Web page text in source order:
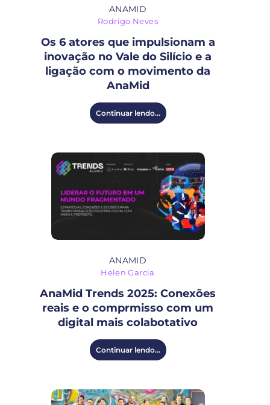
ANAMID
Rodrigo Neves
Os 6 atores que impulsionam a
inovação no Vale do Silício e a
ligação com o movimento da
AnaMid
Continuar lendo...
ANAMID
Helen Garcia
AnaMid Trends 2025: Conexões
reais e o comprmisso com um
digital mais colabotativo
Continuar lendo...